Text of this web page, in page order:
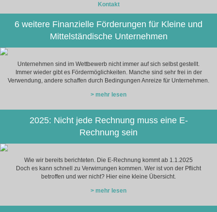
Kontakt
6 weitere Finanzielle Förderungen für Kleine und
Mittelständische Unternehmen
Unternehmen sind im Wettbewerb nicht immer auf sich selbst gestellt.
Immer wieder gibt es Fördermöglichkeiten. Manche sind sehr frei in der
Verwendung, andere schaffen durch Bedingungen Anreize für Unternehmen.
> mehr lesen
2025: Nicht jede Rechnung muss eine E-
Rechnung sein
Wie wir bereits berichteten. Die E-Rechnung kommt ab 1.1.2025
Doch es kann schnell zu Verwirrungen kommen. Wer ist von der Pflicht
betroffen und wer nicht? Hier eine kleine Übersicht.
> mehr lesen